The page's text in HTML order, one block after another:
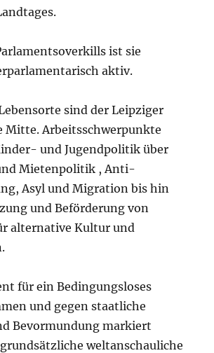
ist sie
aktiv.
sind der Leipziger
Mitte. Arbeitsschwerpunkte
und Jugendpolitik über
Mietenpolitik , Anti-
Asyl und Migration bis hin
und Beförderung von
alternative Kultur und
für ein Bedingungsloses
und gegen staatliche
Bevormundung markiert
weltanschauliche